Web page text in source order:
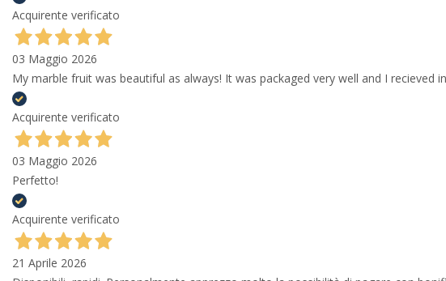
Acquirente verificato
03 Maggio 2026
My marble fruit was beautiful as always! It was packaged very well and I
Acquirente verificato
03 Maggio 2026
Perfetto!
Acquirente verificato
21 Aprile 2026